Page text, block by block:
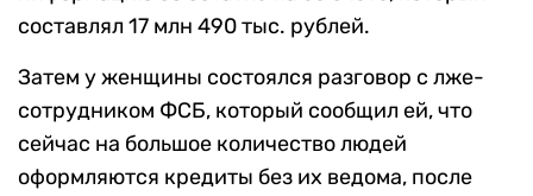
составлял 17 млн 490 тыс. рублей.
Затем у женщины состоялся разговор с лже-
сотрудником ФСБ, который сообщил ей, что
сейчас на большое количество людей
оформляются кредиты без их ведома, после